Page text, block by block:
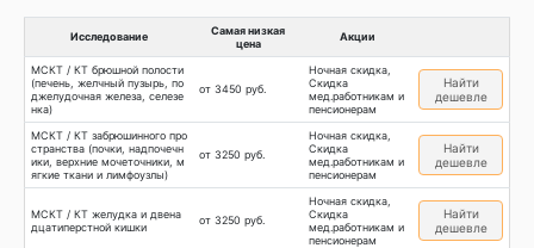
Исследование
Самая низкая
цена
Акции
МСКТ / КТ брюшной полости
(печень, желчный пузырь, по
джелудочная железа, селезе
нка)
от 3450 руб.
Ночная скидка,
Скидка
мед.работникам и
пенсионерам
Найти
дешевле
МСКТ / КТ забрюшинного про
странства (почки, надпочечн
ики, верхние мочеточники, м
ягкие ткани и лимфоузлы)
от 3250 руб.
Ночная скидка,
Скидка
мед.работникам и
пенсионерам
Найти
дешевле
МСКТ / КТ желудка и двена
дцатиперстной кишки
от 3250 руб.
Ночная скидка,
Скидка
мед.работникам и
пенсионерам
Найти
дешевле